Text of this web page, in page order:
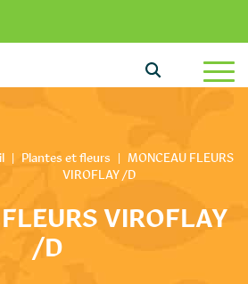
Passer au contenu
Menu principal
| Plantes et fleurs | MONCEAU FLEURS
VIROFLAY /D
VIROFLAY
/D